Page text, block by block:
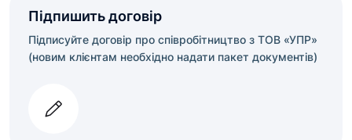
Підпишить договір
Підписуйте договір про співробітництво з ТОВ «УПР»
(новим клієнтам необхідно надати пакет документів)